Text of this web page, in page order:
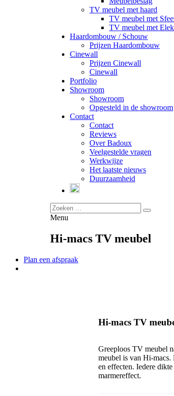
TV meubel met haard
TV meubel met
TV meubel met
Haardombouw / Schouw
Prijzen Haardombouw
Cinewall
Prijzen Cinewall
Cinewall
Portfolio
Showroom
Showroom
Opgesteld in de showroom
Contact
Contact
Reviews
Over Badoux
Veelgestelde vragen
Werkwijze
Het laatste nieuws
Duurzaamheid
Menu
Hi-macs TV meubel
Plan een afspraak
Hi-macs TV
Greeploos TV meubel
meubel is van Hi-macs.
en effecten. Iedere
marmereffect.